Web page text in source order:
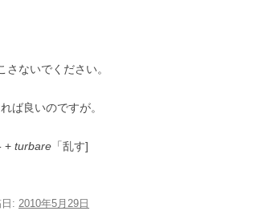
ないでください。
ば良いのですが。
+ turbare 「乱す]
日: 2010年5月29日